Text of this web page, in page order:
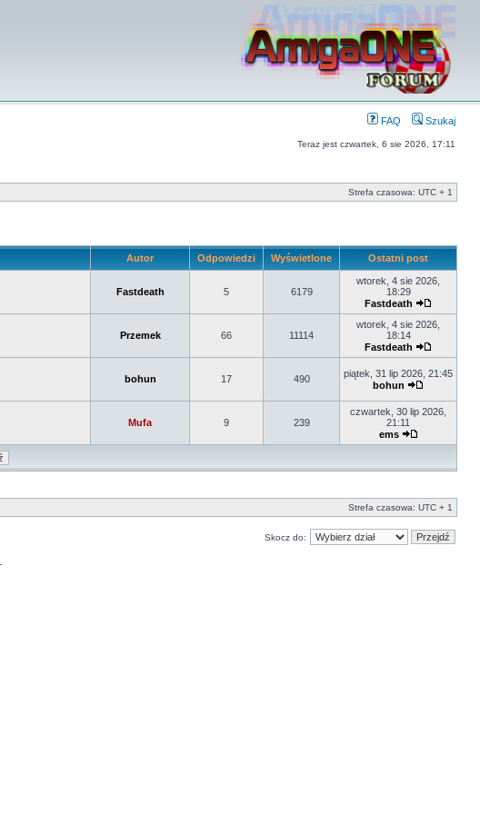
FAQ Szukaj
Teraz jest czwartek, 6 sie 2026, 17:11
Strefa czasowa: UTC + 1
Autor Odpowiedzi Wyświetlone Ostatni post
Fastdeath 5 6179
wtorek, 4 sie 2026,
18:29
Fastdeath
Przemek 66 11114
wtorek, 4 sie 2026,
18:14
Fastdeath
bohun 17 490
piątek, 31 lip 2026, 21:45
bohun
Mufa 9 239
czwartek, 30 lip 2026,
21:11
ems
Strefa czasowa: UTC + 1
Skocz do: